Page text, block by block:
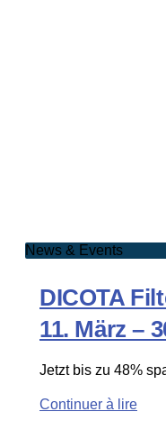
News & Events
DICOTA
11. März –
Jetzt bis zu 48%
Continuer à lire